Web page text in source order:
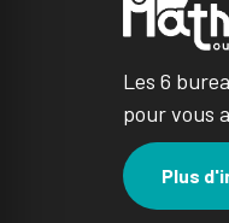
Les 6
pour vous
Plus